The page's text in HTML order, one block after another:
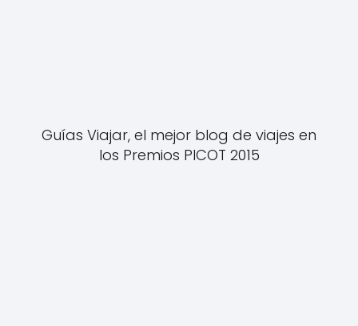
Guías Viajar, el mejor blog de viajes en
los Premios PICOT 2015